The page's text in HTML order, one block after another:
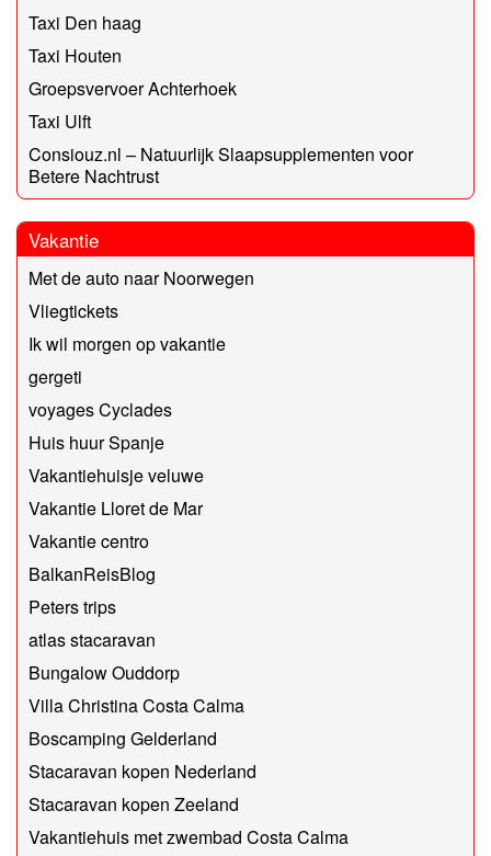
Taxi Den haag
Taxi Houten
Groepsvervoer Achterhoek
Taxi Ulft
Consiouz.nl – Natuurlijk Slaapsupplementen voor
Betere Nachtrust
Vakantie
Met de auto naar Noorwegen
Vliegtickets
Ik wil morgen op vakantie
gergeti
voyages Cyclades
Huis huur Spanje
Vakantiehuisje veluwe
Vakantie Lloret de Mar
Vakantie centro
BalkanReisBlog
Peters trips
atlas stacaravan
Bungalow Ouddorp
Villa Christina Costa Calma
Boscamping Gelderland
Stacaravan kopen Nederland
Stacaravan kopen Zeeland
Vakantiehuis met zwembad Costa Calma